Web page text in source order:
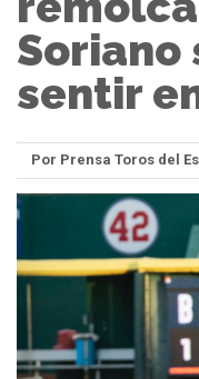
Soriano
sentir
Por Prensa Toros del